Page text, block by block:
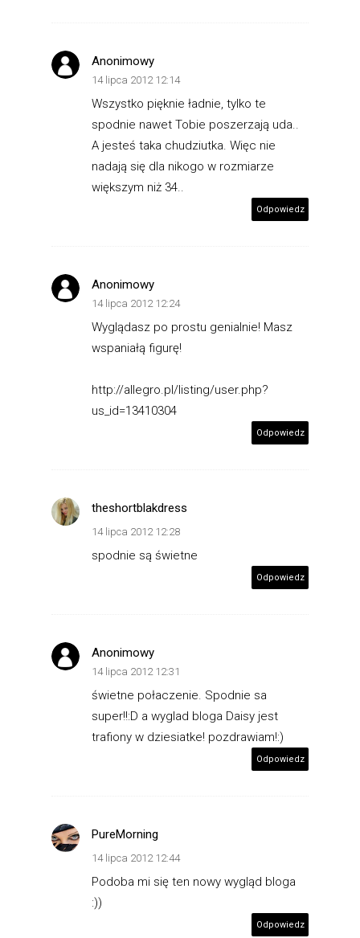
Anonimowy
14 lipca 2012 12:14
Wszystko pięknie ładnie, tylko te
spodnie nawet Tobie poszerzają uda..
A jesteś taka chudziutka. Więc nie
nadają się dla nikogo w rozmiarze
większym niż 34..
Odpowiedz
Anonimowy
14 lipca 2012 12:24
Wyglądasz po prostu genialnie! Masz
wspaniałą figurę!
http://allegro.pl/listing/user.php?
us_id=13410304
Odpowiedz
theshortblakdress
14 lipca 2012 12:28
spodnie są świetne
Odpowiedz
Anonimowy
14 lipca 2012 12:31
świetne połaczenie. Spodnie sa
super!!:D a wyglad bloga Daisy jest
trafiony w dziesiatke! pozdrawiam!:)
Odpowiedz
PureMorning
14 lipca 2012 12:44
Podoba mi się ten nowy wygląd bloga
:))
Odpowiedz